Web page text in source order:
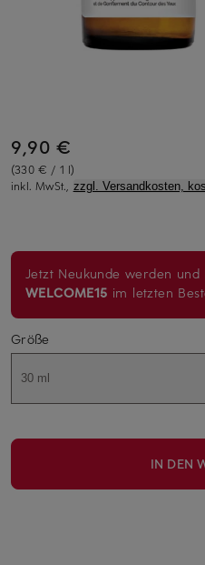
9,90 €
(330 € / 1 l)
inkl. MwSt., zzgl. Versandkosten,
Jetzt Neukunde werden und
WELCOME15 im letzten
Größe
30 ml
IN DEN